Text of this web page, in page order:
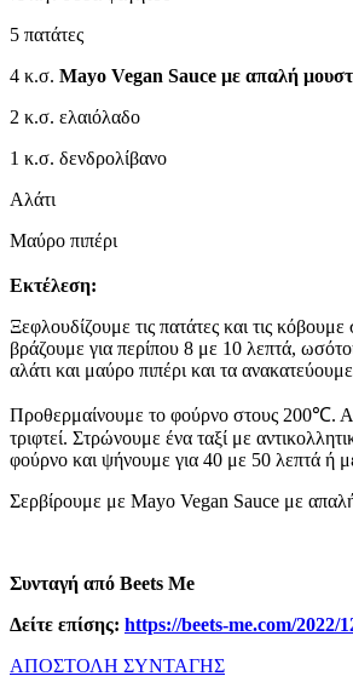
5 πατάτες
4 κ.σ. Mayo Vegan Sauce με απαλή
2 κ.σ. ελαιόλαδο
1 κ.σ. δενδρολίβανο
Αλάτι
Μαύρο πιπέρι
Εκτέλεση:
Ξεφλουδίζουμε τις πατάτες και τις
βράζουμε για περίπου 8 με 10 λεπτά,
αλάτι και μαύρο πιπέρι και τα
Προθερμαίνουμε το φούρνο στους 200℃.
τριφτεί. Στρώνουμε ένα ταξί με
φούρνο και ψήνουμε για 40 με 50 λεπτά ή
Σερβίρουμε με Mayo Vegan Sauce με
Συνταγή από Beets Me
Δείτε επίσης: https://beets-me.com/2022/
ΑΠΟΣΤΟΛΗ ΣΥΝΤΑΓΗΣ